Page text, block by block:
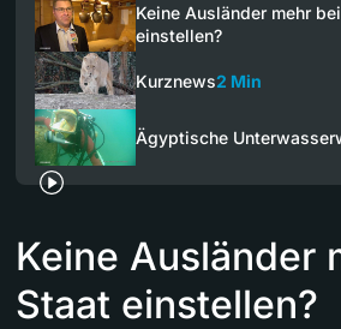
Keine Ausländer mehr
einstellen?
Kurznews2 Min
Ägyptische
Keine Ausländer
Staat einstellen?